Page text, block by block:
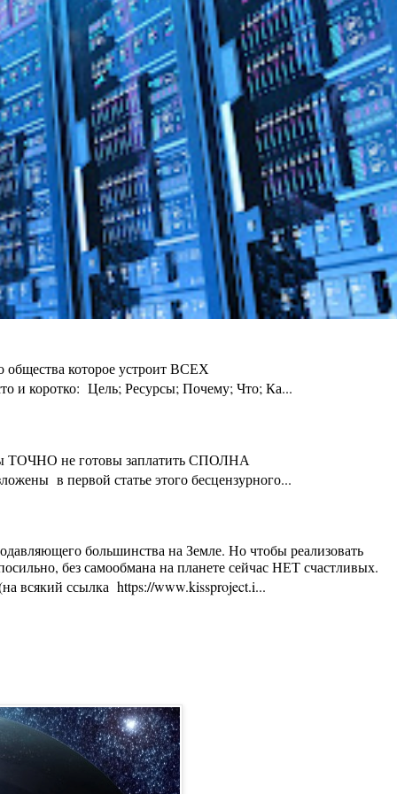
общества которое устроит ВСЕХ
и коротко: Цель; Ресурсы; Почему; Что; Ка...
ТОЧНО не готовы заплатить СПОЛНА
в первой статье этого бесцензурного...
большинства на Земле. Но чтобы реализовать
без самообмана на планете сейчас НЕТ счастливых.
всякий ссылка https://www.kissproject.i...